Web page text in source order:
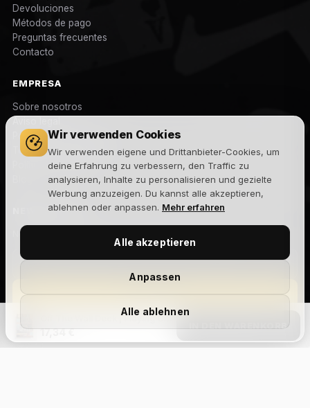
Wir verwenden Cookies
Wir verwenden eigene und Drittanbieter-Cookies, um
deine Erfahrung zu verbessern, den Traffic zu
analysieren, Inhalte zu personalisieren und gezielte
Werbung anzuzeigen. Du kannst alle akzeptieren,
ablehnen oder anpassen. Mehr erfahren
Alle ablehnen
Anpassen
Alle akzeptieren
Off The Wall Deck | Playing Cards
17,34 €
Devoluciones
Métodos de pago
Preguntas frecuentes
Contacto
EMPRESA
Sobre nosotros
Política de privacidad
Términos y condiciones
Política de cookies
NEWSLETTER
Novedades, lanzamientos y ofertas exclusivas. Sin spam.
comerciales.